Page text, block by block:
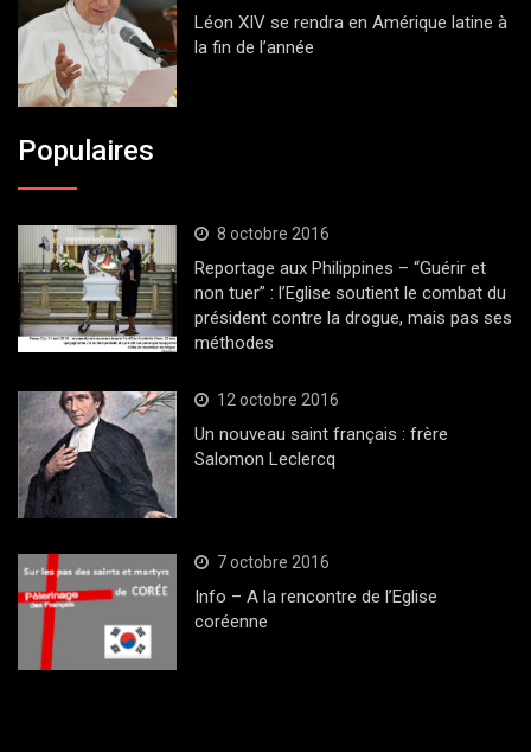
Léon XIV se rendra en Amérique latine à
la fin de l’année
Populaires
8 octobre 2016
Reportage aux Philippines – “Guérir et
non tuer” : l’Eglise soutient le combat du
président contre la drogue, mais pas ses
méthodes
12 octobre 2016
Un nouveau saint français : frère
Salomon Leclercq
7 octobre 2016
Info – A la rencontre de l’Eglise
coréenne